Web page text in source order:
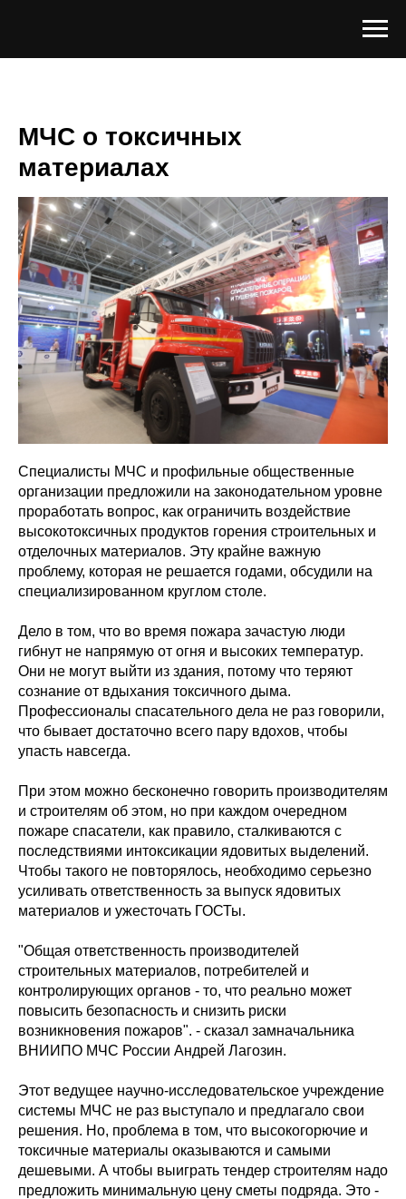
МЧС о токсичных
материалах
Специалисты МЧС и профильные общественные
организации предложили на законодательном уровне
проработать вопрос, как ограничить воздействие
высокотоксичных продуктов горения строительных и
отделочных материалов. Эту крайне важную
проблему, которая не решается годами, обсудили на
специализированном круглом столе.
Дело в том, что во время пожара зачастую люди
гибнут не напрямую от огня и высоких температур.
Они не могут выйти из здания, потому что теряют
сознание от вдыхания токсичного дыма.
Профессионалы спасательного дела не раз говорили,
что бывает достаточно всего пару вдохов, чтобы
упасть навсегда.
При этом можно бесконечно говорить производителям
и строителям об этом, но при каждом очередном
пожаре спасатели, как правило, сталкиваются с
последствиями интоксикации ядовитых выделений.
Чтобы такого не повторялось, необходимо серьезно
усиливать ответственность за выпуск ядовитых
материалов и ужесточать ГОСТы.
"Общая ответственность производителей
строительных материалов, потребителей и
контролирующих органов - то, что реально может
повысить безопасность и снизить риски
возникновения пожаров". - сказал замначальника
ВНИИПО МЧС России Андрей Лагозин.
Этот ведущее научно-исследовательское учреждение
системы МЧС не раз выступало и предлагало свои
решения. Но, проблема в том, что высокогорючие и
токсичные материалы оказываются и самыми
дешевыми. А чтобы выиграть тендер строителям надо
предложить минимальную цену сметы подряда. Это -